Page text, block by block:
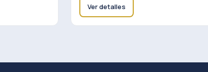
Ver detalles